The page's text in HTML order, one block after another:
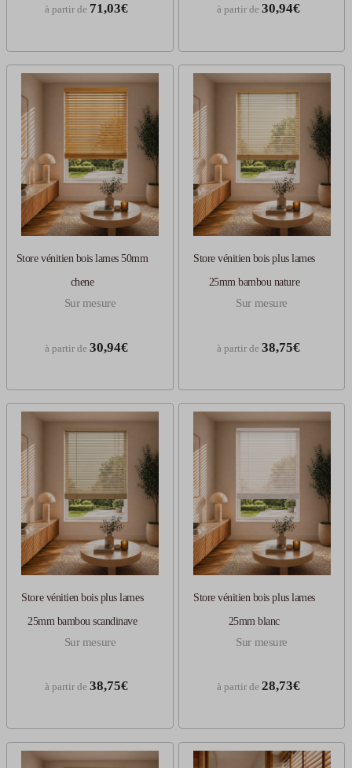
à partir de 71,03€ à partir de 30,94€
Store vénitien bois lames 50mm
chene
Sur mesure
à partir de 30,94€
Store vénitien bois plus lames
25mm bambou nature
Sur mesure
à partir de 38,75€
Store vénitien bois plus lames
25mm bambou scandinave
Sur mesure
à partir de 38,75€
Store vénitien bois plus lames
25mm blanc
Sur mesure
à partir de 28,73€